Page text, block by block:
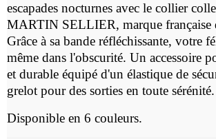
escapades nocturnes avec le collier
MARTIN SELLIER, marque française
Grâce à sa bande réfléchissante, votre
même dans l'obscurité. Un accessoire
et durable équipé d'un élastique de
grelot pour des sorties en toute sérénité.
Disponible en 6 couleurs.